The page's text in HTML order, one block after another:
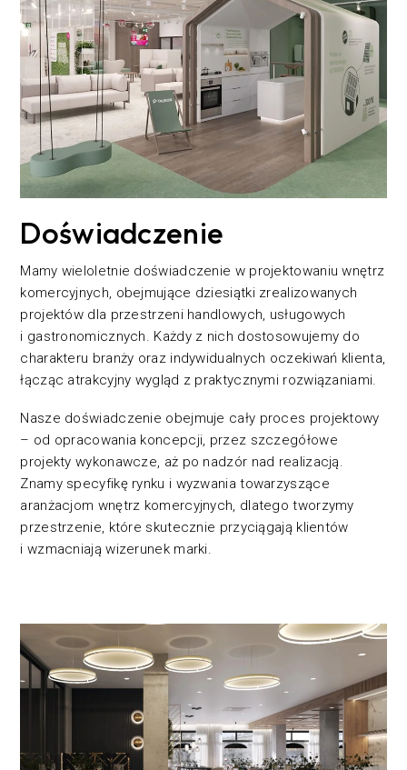
Doświadczenie
Mamy wieloletnie doświadczenie w projektowaniu wnętrz
komercyjnych, obejmujące dziesiątki zrealizowanych
projektów dla przestrzeni handlowych, usługowych
i gastronomicznych. Każdy z nich dostosowujemy do
charakteru branży oraz indywidualnych oczekiwań klienta,
łącząc atrakcyjny wygląd z praktycznymi rozwiązaniami.
Nasze doświadczenie obejmuje cały proces projektowy
– od opracowania koncepcji, przez szczegółowe
projekty wykonawcze, aż po nadzór nad realizacją.
Znamy specyfikę rynku i wyzwania towarzyszące
aranżacjom wnętrz komercyjnych, dlatego tworzymy
przestrzenie, które skutecznie przyciągają klientów
i wzmacniają wizerunek marki.